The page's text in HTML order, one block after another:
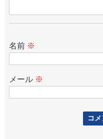
名前 ※
メール ※